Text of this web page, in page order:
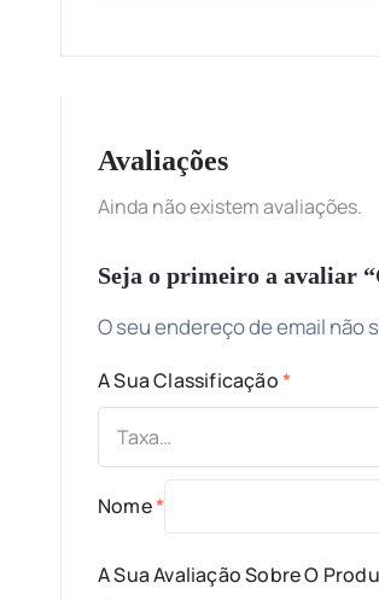
Avaliações
Ainda não existem avaliações.
Seja o primeiro a avaliar
O seu endereço de email não
A Sua Classificação*
A Sua Avaliação Sobre O
Nome*